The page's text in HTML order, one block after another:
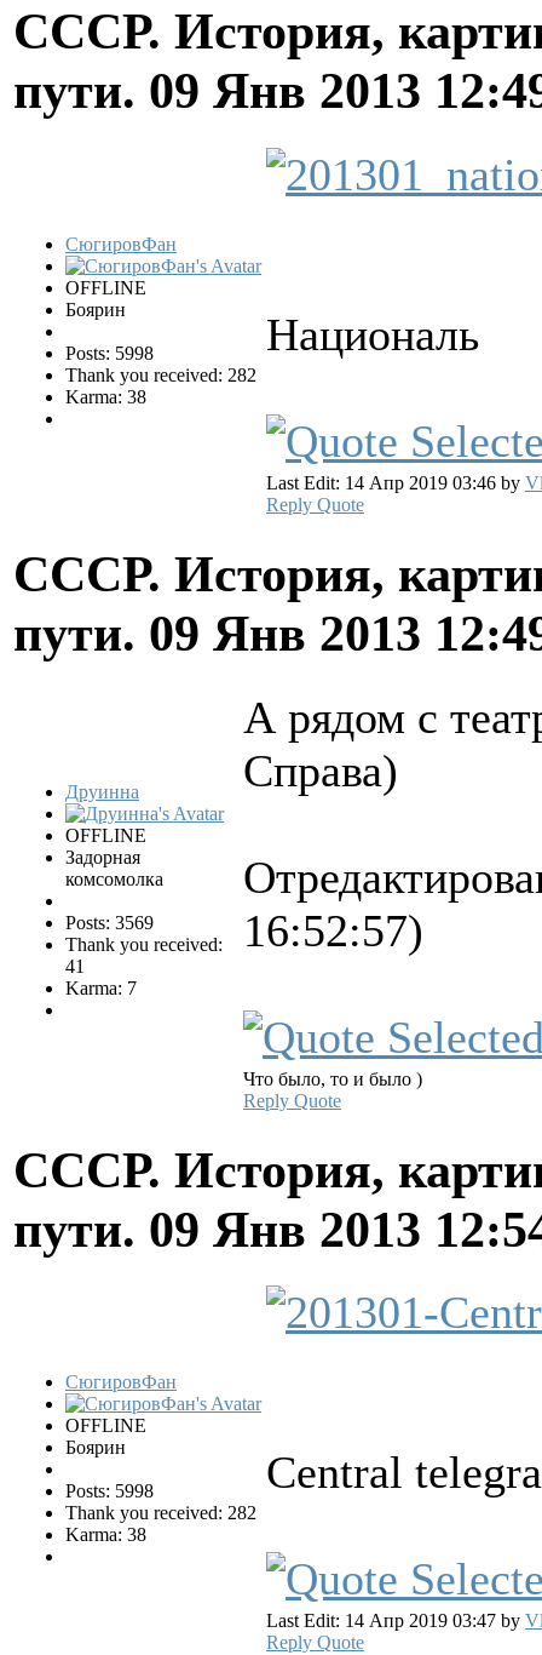
СССР. История,
пути. 09 Янв 2013
СюгировФан
OFFLINE
Боярин
Posts: 5998
Thank you received: 282
Karma: 38
Националь
Last Edit: 14 Апр 2019 03:46 by
Reply Quote
СССР. История,
пути. 09 Янв 2013
Друинна
OFFLINE
Задорная
комсомолка
Posts: 3569
Thank you received:
41
Karma: 7
А рядом с
Справа)
16:52:57)
Что было, то и было )
Reply Quote
СССР. История,
пути. 09 Янв 2013
СюгировФан
OFFLINE
Боярин
Posts: 5998
Thank you received: 282
Karma: 38
Central
Last Edit: 14 Апр 2019 03:47 by
Reply Quote